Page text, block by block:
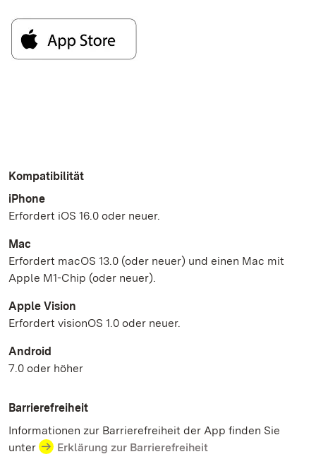
Kompatibilität
iPhone
Erfordert iOS 16.0 oder neuer.
Mac
Erfordert macOS 13.0 (oder neuer) und einen Mac mit
Apple M1-Chip (oder neuer).
Apple Vision
Erfordert visionOS 1.0 oder neuer.
Android
7.0 oder höher
Barrierefreiheit
Informationen zur Barrierefreiheit der App finden Sie
unter
Erklärung zur Barrierefreiheit